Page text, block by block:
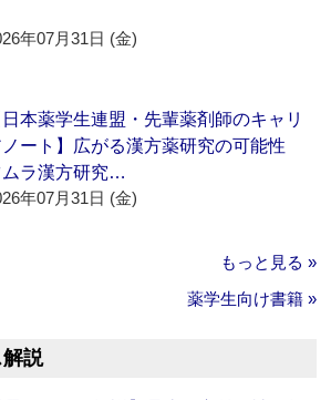
年07月31日 (金)
日本薬学生連盟・先輩薬剤師のキャリ
ノート】広がる漢方薬研究の可能性
ムラ漢方研究…
年07月31日 (金)
もっと見る »
薬学生向け書籍 »
説